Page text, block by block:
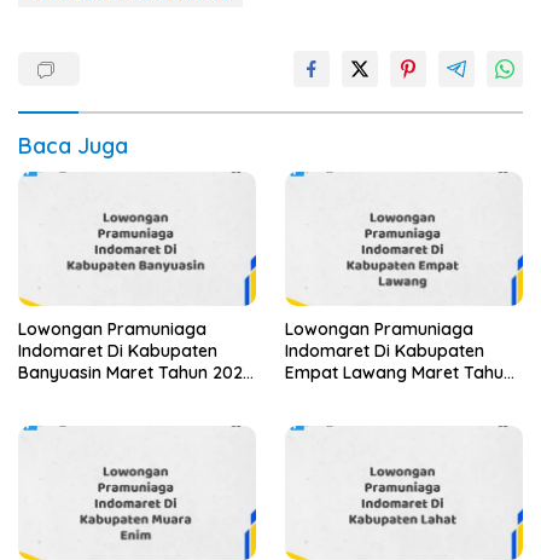
Baca Juga
Lowongan Pramuniaga
Indomaret Di Kabupaten
Banyuasin Maret Tahun 2025
Lowongan Pramuniaga
Indomaret Di Kabupaten
Empat Lawang Maret Tahun